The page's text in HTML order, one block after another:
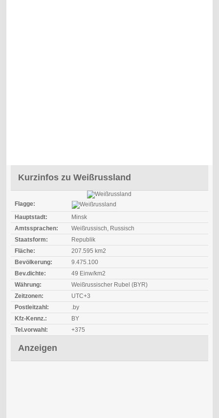
Kurzinfos zu Weißrussland
Flagge:
Hauptstadt:
Minsk
Amtssprachen:
Weißrussisch, Russisch
Staatsform:
Republik
Fläche:
207.595 km2
Bevölkerung:
9.475.100
Bev.dichte:
49 Einw/km2
Währung:
Weißrussischer Rubel (BYR)
Zeitzonen:
UTC+3
Postleitzahl:
.by
Kfz-Kennz.:
BY
Tel.vorwahl:
+375
Anzeigen